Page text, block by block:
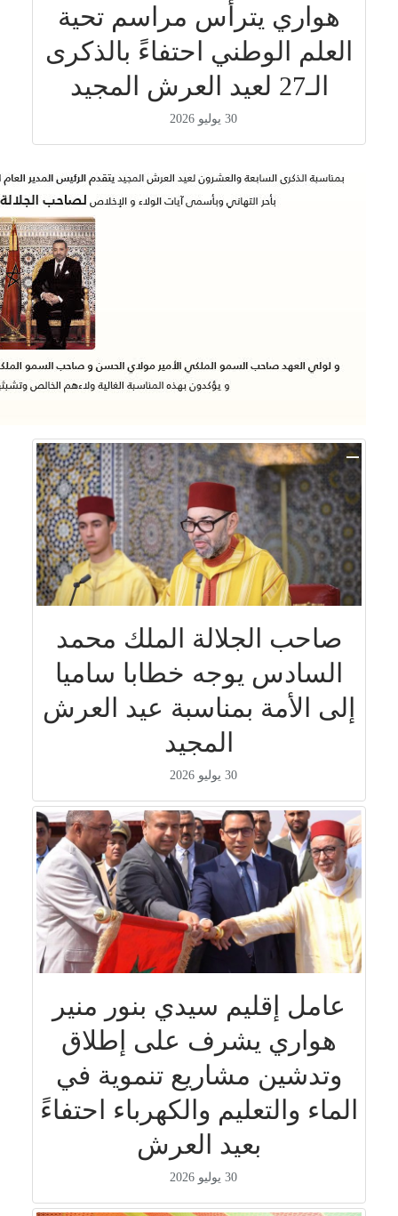
هواري يترأس مراسم تحية
العلم الوطني احتفاءً بالذكرى
الـ27 لعيد العرش المجيد
30 يوليو 2026
صاحب الجلالة الملك محمد
السادس يوجه خطابا ساميا
إلى الأمة بمناسبة عيد العرش
المجيد
30 يوليو 2026
عامل إقليم سيدي بنور منير
هواري يشرف على إطلاق
وتدشين مشاريع تنموية في
الماء والتعليم والكهرباء احتفاءً
بعيد العرش
30 يوليو 2026